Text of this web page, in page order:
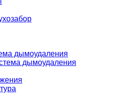
дымоудаления
дымоудаления